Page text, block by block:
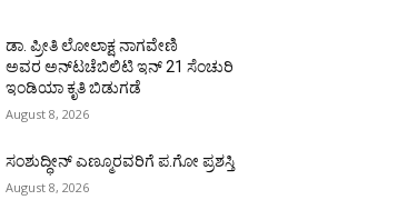
ಡಾ. ಪ್ರೀತಿ ಲೋಲಾಕ್ಷ ನಾಗವೇಣಿ
ಅವರ ಅನ್‌ಟಚೆಬಿಲಿಟಿ ಇನ್ 21 ಸೆಂಚುರಿ
ಇಂಡಿಯಾ ಕೃತಿ ಬಿಡುಗಡೆ
August 8, 2026
ಸಂಶುದ್ಧೀನ್ ಎಣ್ಮೂರವರಿಗೆ ಪ.ಗೋ ಪ್ರಶಸ್ತಿ
August 8, 2026